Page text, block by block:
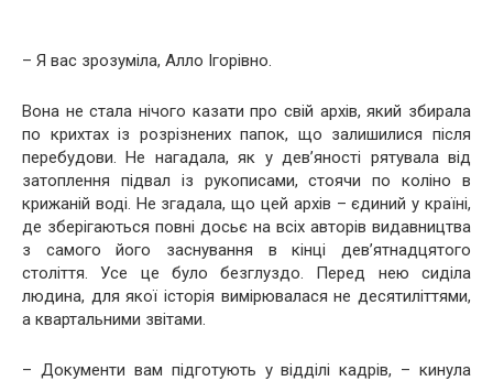
– Я вас зрозуміла, Алло Ігорівно.
Вона не стала нічого казати про свій архів, який збирала
по крихтах із розрізнених папок, що залишилися після
перебудови. Не нагадала, як у дев’яності рятувала від
затоплення підвал із рукописами, стоячи по коліно в
крижаній воді. Не згадала, що цей архів – єдиний у країні,
де зберігаються повні досьє на всіх авторів видавництва
з самого його заснування в кінці дев’ятнадцятого
століття. Усе це було безглуздо. Перед нею сиділа
людина, для якої історія вимірювалася не десятиліттями,
а квартальними звітами.
– Документи вам підготують у відділі кадрів, – кинула